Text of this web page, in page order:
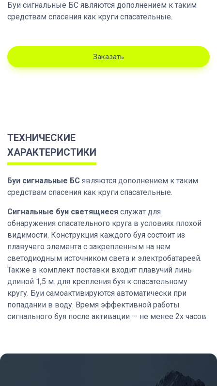
Буи сигнальные БС являются дополнением к таким
средствам спасения как круги спасательные.
Заказать
ТЕХНИЧЕСКИЕ
ХАРАКТЕРИСТИКИ
Буи сигнальные БС являются дополнением к таким
средствам спасения как круги спасательные.
Сигнальные буи светящиеся служат для
обнаружения спасательного круга в условиях плохой
видимости. Конструкция каждого буя состоит из
плавучего элемента с закрепленным на нем
светодиодным источником света и электробатареей.
Также в комплект поставки входит плавучий линь
длиной 1,5 м. для крепления буя к спасательному
кругу. Буи самоактивируются автоматически при
попадании в воду. Время эффективной работы
сигнального буя после активации — не менее 2х часов.